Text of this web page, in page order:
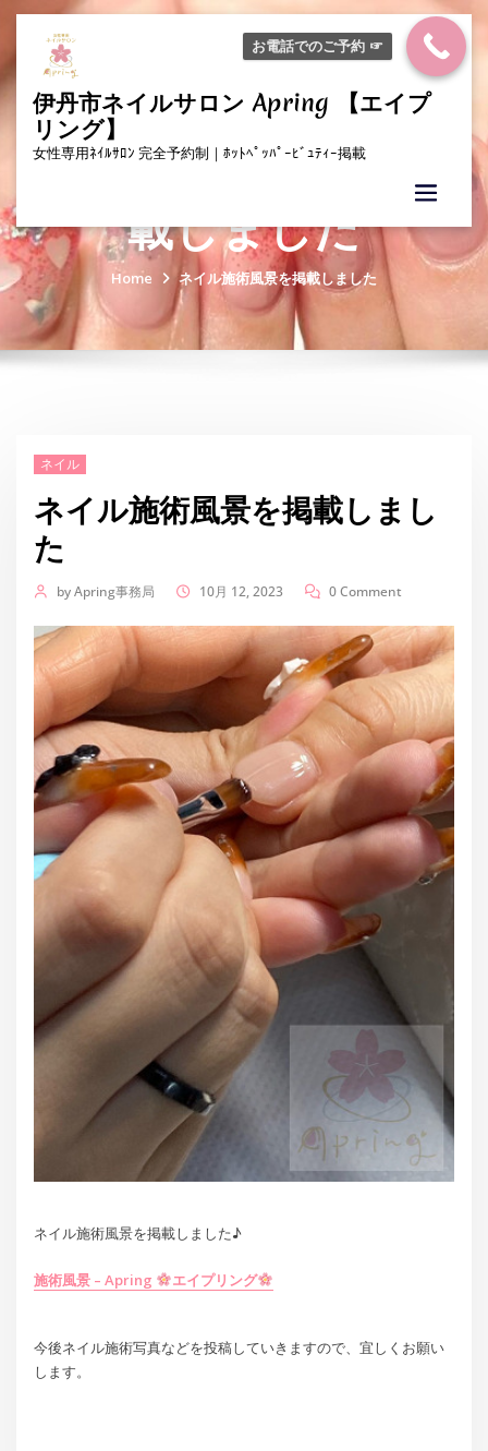
Skip
伊丹市ネイルサロン Apring 【エイプ
リング】
女性専用ﾈｲﾙｻﾛﾝ 完全予約制｜ﾎｯﾄﾍﾟｯﾊﾟｰﾋﾞｭﾃｨｰ掲載
ネイル施術風景を掲
載しました
Home ネイル施術風景を掲載しました
ネイル
ネイル施術風景を掲載しまし
た
byApring事務局 10月 12, 2023 0 Comment
ネイル施術風景を掲載しました♪
施術風景 – Apring エイプリング
今後ネイル施術写真などを投稿していきますので、宜しくお願い
します。
お電話でのご予約 ☞